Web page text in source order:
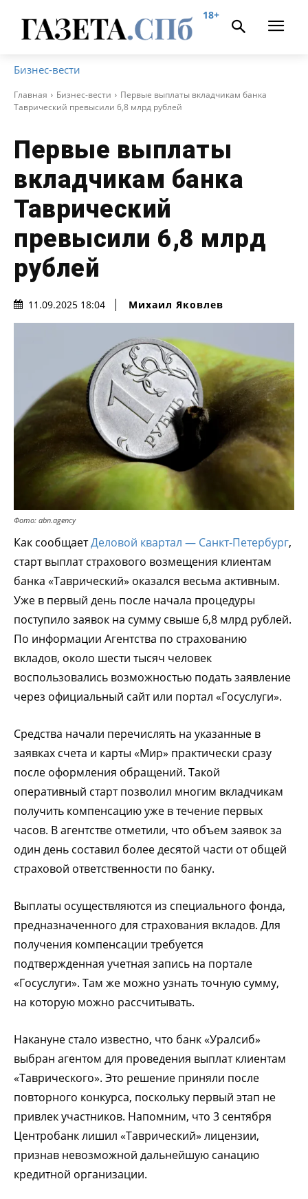
18+
Бизнес-вести
Главная Бизнес-вести
Первые выплаты вкладчикам банка
Таврический превысили 6,8 млрд рублей
Первые выплаты
вкладчикам банка
Таврический
превысили 6,8 млрд
рублей
11.09.2025 18:04 Михаил Яковлев
Фото: abn.agency
Как сообщаетДеловой квартал — Санкт-Петербург,
старт выплат страхового возмещения клиентам
банка «Таврический» оказался весьма активным.
Уже в первый день после начала процедуры
поступило заявок на сумму свыше 6,8 млрд рублей.
По информации Агентства по страхованию
вкладов, около шести тысяч человек
воспользовались возможностью подать заявление
через официальный сайт или портал «Госуслуги».
Средства начали перечислять на указанные в
заявках счета и карты «Мир» практически сразу
после оформления обращений. Такой
оперативный старт позволил многим вкладчикам
получить компенсацию уже в течение первых
часов. В агентстве отметили, что объем заявок за
один день составил более десятой части от общей
страховой ответственности по банку.
Выплаты осуществляются из специального фонда,
предназначенного для страхования вкладов. Для
получения компенсации требуется
подтвержденная учетная запись на портале
«Госуслуги». Там же можно узнать точную сумму,
на которую можно рассчитывать.
Накануне стало известно, что банк «Уралсиб»
выбран агентом для проведения выплат клиентам
«Таврического». Это решение приняли после
повторного конкурса, поскольку первый этап не
привлек участников. Напомним, что 3 сентября
Центробанк лишил «Таврический» лицензии,
признав невозможной дальнейшую санацию
кредитной организации.